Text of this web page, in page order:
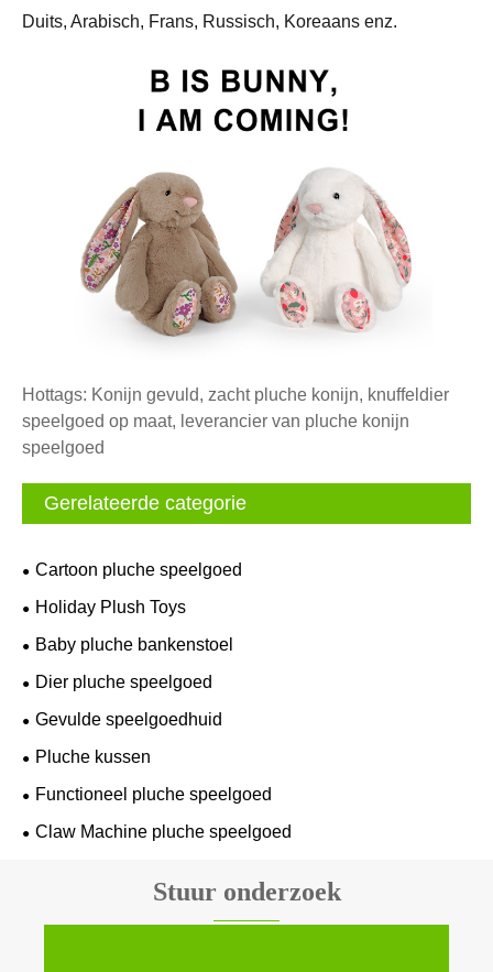
Duits, Arabisch, Frans, Russisch, Koreaans enz.
Hottags: Konijn gevuld, zacht pluche konijn, knuffeldier
speelgoed op maat, leverancier van pluche konijn
speelgoed
Gerelateerde categorie
Cartoon pluche speelgoed
Holiday Plush Toys
Baby pluche bankenstoel
Dier pluche speelgoed
Gevulde speelgoedhuid
Pluche kussen
Functioneel pluche speelgoed
Claw Machine pluche speelgoed
Stuur onderzoek